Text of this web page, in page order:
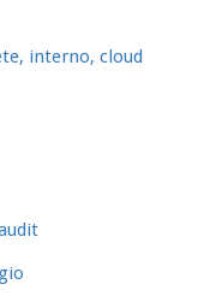
interno, cloud